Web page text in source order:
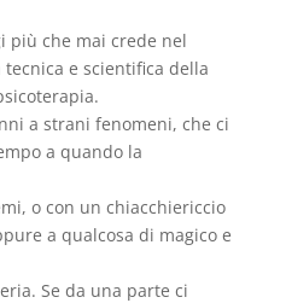
più che mai crede nel
e scientifica della
a strani fenomeni, che ci
a quando la
o con un chiacchiericcio
a qualcosa di magico e
Se da una parte ci